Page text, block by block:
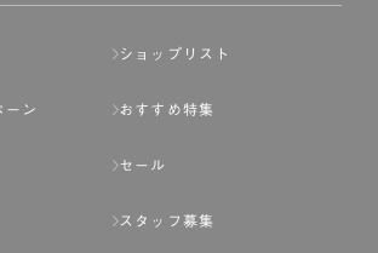
ショップリスト
ーン おすすめ特集
セール
スタッフ募集